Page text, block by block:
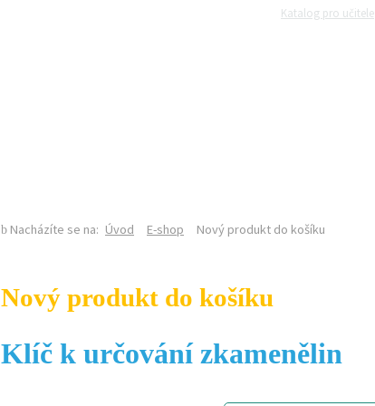
Katalog pro učitele
Nacházíte se na: Úvod E-shop Nový produkt do košíku
Nový produkt do košíku
Klíč k určování zkamenělin